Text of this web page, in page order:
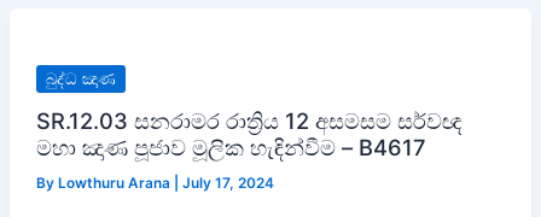
බුද්ධ ඤාණ
SR.12.03 සනරාමර රාත්‍රිය 12 අසමසම සර්වඥ
මහා ඤාණ පූජාව මූලික හැඳින්වීම – B4617
By Lowthuru Arana July 17, 2024